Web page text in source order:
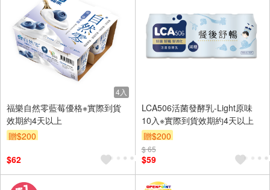
4入
福樂自然零藍莓優格※實際到貨
效期約4天以上
贈$200
$62
LCA506活菌發酵乳-Light原味
10入※實際到貨效期約4天以上
贈$200
$ 65
$59